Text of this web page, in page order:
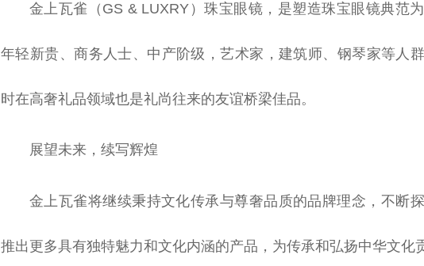
金上瓦雀（GS & LUXRY）珠宝眼镜，是塑造珠宝眼镜典范
年轻新贵、商务人士、中产阶级，艺术家，建筑师、钢琴家等人
时在高奢礼品领域也是礼尚往来的友谊桥梁佳品。
展望未来，续写辉煌
金上瓦雀将继续秉持文化传承与尊奢品质的品牌理念，不断
推出更多具有独特魅力和文化内涵的产品，为传承和弘扬中华文化